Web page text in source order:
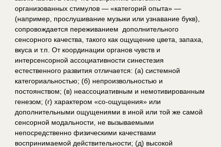
организованных стимулов — «категорий опыта» —
(например, прослушивание музыки или узнавание букв),
сопровождается переживанием дополнительного
сенсорного качества, такого как ощущение цвета, запаха,
вкуса и т.п. От координации органов чувств и
интерсенсорной ассоциативности синестезия
естественного развития отличается: (а) системной
категориальностью; (б) непроизвольностью и
постоянством; (в) неассоциативным и немотивированным
генезом; (г) характером «со-ощущения» или
дополнительными ощущениями в иной или той же самой
сенсорной модальности, не вызываемыми
непосредственно физическими качествами
воспринимаемой действительности; (д) высокой